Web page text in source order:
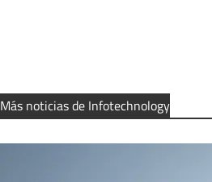
Más noticias de Infotechnology